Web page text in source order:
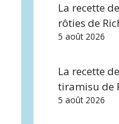
La recette
rôties de
5 août 2026
La recette
tiramisu de
5 août 2026